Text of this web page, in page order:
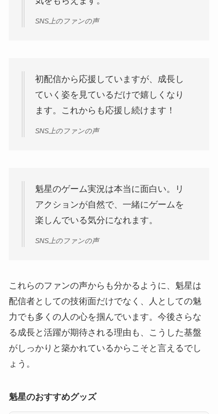
SNS上のファンの声
初配信から応援していますが、成長し
ていく姿を見ているだけで嬉しくなり
ます。これからも応援し続けます！
SNS上のファンの声
魁星のゲーム実況は本当に面白い。リ
アクションが自然で、一緒にゲームを
楽しんでいる気分になれます。
SNS上のファンの声
これらのファンの声からも分かるように、魁星は
配信者としての技術面だけでなく、人としての魅
力でも多くの人の心を掴んでいます。今後さらな
る成長と活躍が期待される理由も、こうした基盤
がしっかりと築かれているからこそと言えるでし
ょう。
魁星のおすすめグッズ